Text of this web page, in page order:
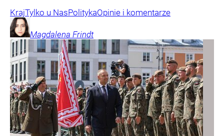
KrajTylko u NasPolitykaOpinie i komentarze
Magdalena Frindt